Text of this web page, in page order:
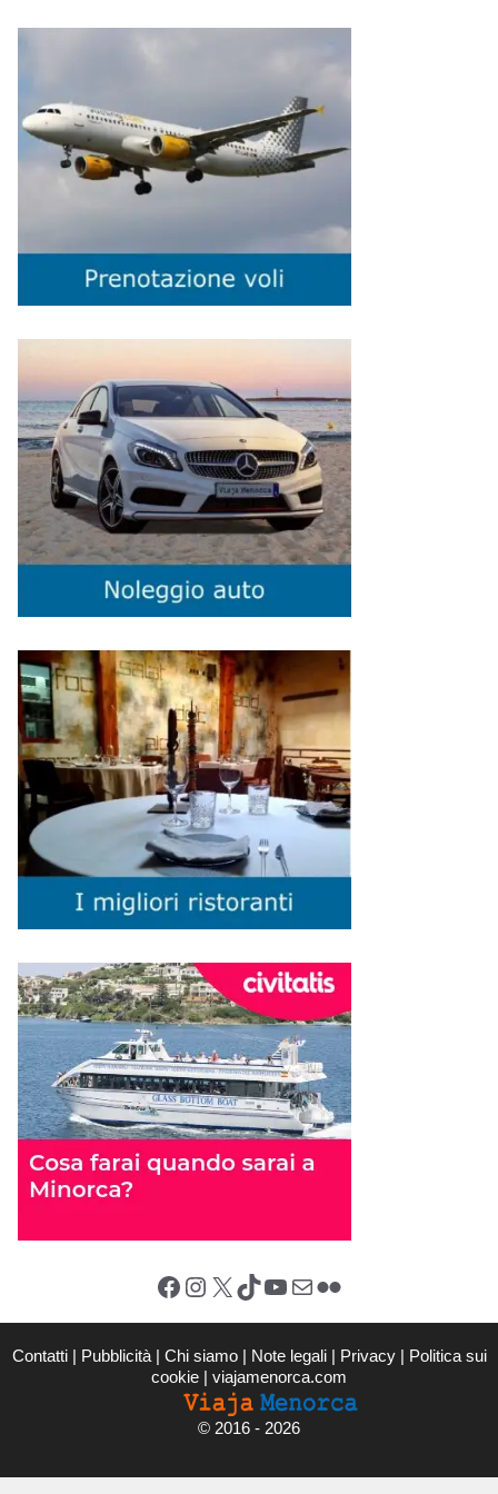
Facebook Instagram X (Twitter) TikTok YouTube Email Flickr
Contatti | Pubblicità | Chi siamo | Note legali | Privacy | Politica sui
cookie | viajamenorca.com
© 2016 - 2026